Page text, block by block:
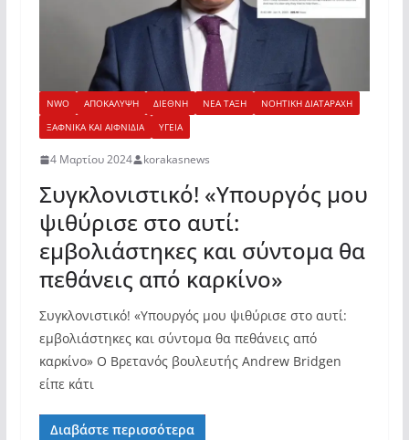
NWO ΑΠΟΚΑΛΥΨΗ ΔΙΕΘΝΗ ΝΕΑ ΤΑΞΗ
ΝΟΗΤΙΚΗ ΔΙΑΤΑΡΑΧΗ
ΞΑΦΝΙΚΑ ΚΑΙ ΑΙΦΝΙΔΙΑ
ΥΓΕΙΑ
4 Μαρτίου 2024 korakasnews
Συγκλονιστικό! «Υπουργός μου
ψιθύρισε στο αυτί:
εμβολιάστηκες και σύντομα θα
πεθάνεις από καρκίνο»
Συγκλονιστικό! «Υπουργός μου ψιθύρισε στο αυτί:
εμβολιάστηκες και σύντομα θα πεθάνεις από
καρκίνο» Ο Βρετανός βουλευτής Andrew Bridgen
είπε κάτι
Διαβάστε περισσότερα